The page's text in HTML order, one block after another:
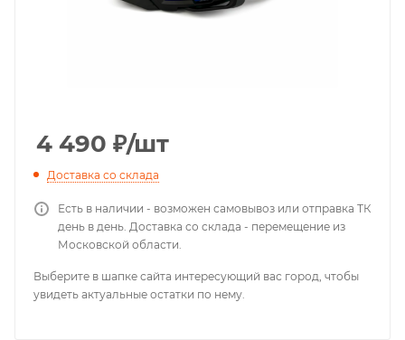
4 490 ₽/шт
Доставка со склада
Есть в наличии - возможен самовывоз или отправка ТК
день в день. Доставка со склада - перемещение из
Московской области.
Выберите в шапке сайта интересующий вас город, чтобы
увидеть актуальные остатки по нему.